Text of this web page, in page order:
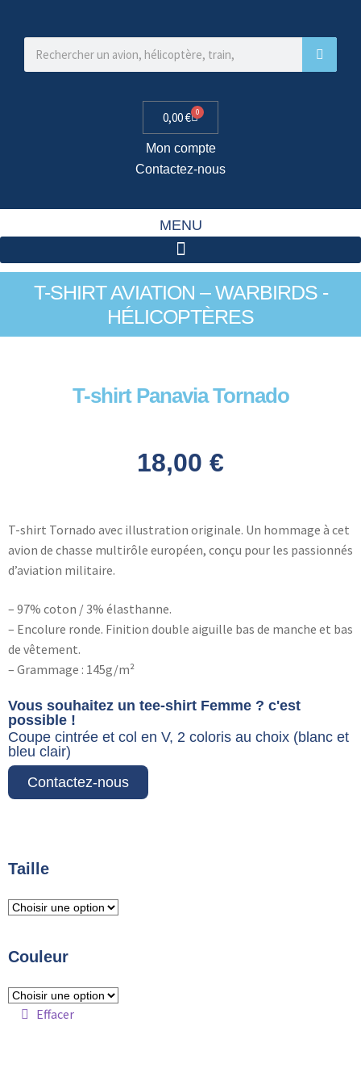
0,00€ 0
Mon compte
Contactez-nous
MENU
T-SHIRT AVIATION – WARBIRDS -
HÉLICOPTÈRES
T-shirt Panavia Tornado
18,00 €
T-shirt Tornado avec illustration originale. Un hommage à cet
avion de chasse multirôle européen, conçu pour les passionnés
d’aviation militaire.
– 97% coton / 3% élasthanne.
– Encolure ronde. Finition double aiguille bas de manche et bas
de vêtement.
– Grammage : 145g/m²
Vous souhaitez un tee-shirt Femme ? c'est
possible !
Coupe cintrée et col en V, 2 coloris au choix (blanc et
bleu clair)
Contactez-nous
Taille
Couleur
Effacer